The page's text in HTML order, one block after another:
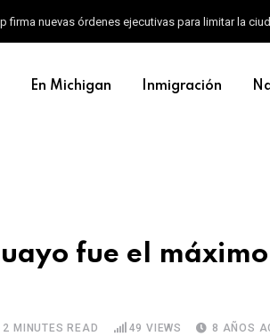
firma nuevas órdenes ejecutivas para limitar la
En Michigan Inmigración
fue el
2 MINUTES READ 49 VIEWS 8 AÑOS